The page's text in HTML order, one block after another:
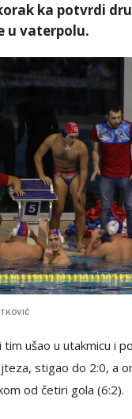
ka potvrdi
u vaterpolu.
tim ušao u utakmicu i
stigao do 2:0, a
od četiri gola (6:2).